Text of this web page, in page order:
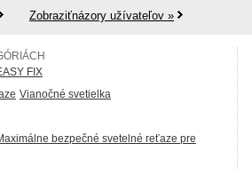
Zobraziťnázory užívateľov »
FIX
Vianočné svetielka
bezpečné svetelné reťaze pre